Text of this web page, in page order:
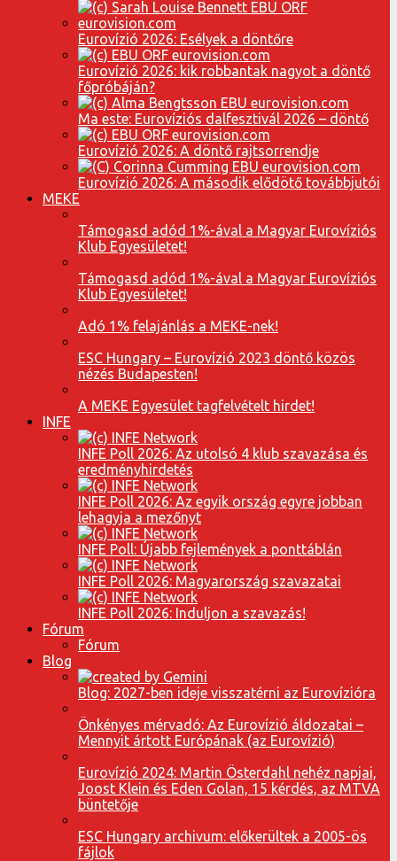
Eurovízió 2026: Esélyek a döntőre
Eurovízió 2026: kik robbantak nagyot a döntő
főpróbáján?
Ma este: Eurovíziós dalfesztivál 2026 – döntő
Eurovízió 2026: A döntő rajtsorrendje
Eurovízió 2026: A második elődötő továbbjutói
MEKE
Támogasd adód 1%-ával a Magyar Eurovíziós
Klub Egyesületet!
Támogasd adód 1%-ával a Magyar Eurovíziós
Klub Egyesületet!
Adó 1% felajánlás a MEKE-nek!
ESC Hungary – Eurovízió 2023 döntő közös
nézés Budapesten!
A MEKE Egyesület tagfelvételt hirdet!
INFE
INFE Poll 2026: Az utolsó 4 klub szavazása és
eredményhirdetés
INFE Poll 2026: Az egyik ország egyre jobban
lehagyja a mezőnyt
INFE Poll: Újabb fejlemények a ponttáblán
INFE Poll 2026: Magyarország szavazatai
INFE Poll 2026: Induljon a szavazás!
Fórum
Fórum
Blog
Blog: 2027-ben ideje visszatérni az Eurovízióra
Önkényes mérvadó: Az Eurovízió áldozatai –
Mennyit ártott Európának (az Eurovízió)
Eurovízió 2024: Martin Österdahl nehéz napjai,
Joost Klein és Eden Golan, 15 kérdés, az MTVA
büntetője
ESC Hungary archivum: előkerültek a 2005-ös
fájlok